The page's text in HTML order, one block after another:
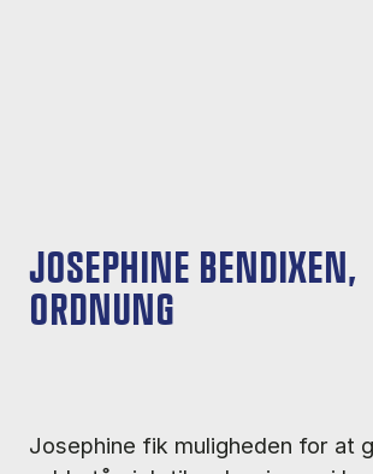
JOSEPHINE BENDIXEN,
ORDNUNG
Josephine fik muligheden for at